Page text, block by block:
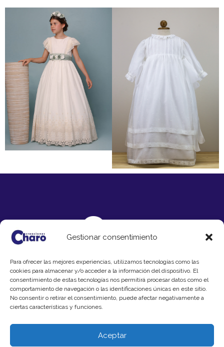
Gestionar consentimiento
Para ofrecer las mejores experiencias, utilizamos tecnologías como las
cookies para almacenar y/o acceder a la información del dispositivo. El
consentimiento de estas tecnologías nos permitirá procesar datos como el
comportamiento de navegación o las identificaciones únicas en este sitio.
No consentir o retirar el consentimiento, puede afectar negativamente a
ciertas características y funciones.
Aceptar
a
c
e
b
o
o
k
w
i
t
t
e
r
n
s
t
a
g
r
i
n
t
e
r
e
i
m
e
o
Copyright © 2024 Creaciones Charo